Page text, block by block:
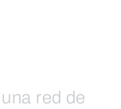
red de